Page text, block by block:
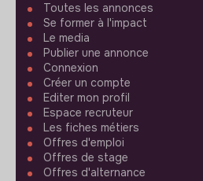
Toutes les annonces
Se former à l'impact
Le media
Publier une annonce
Connexion
Créer un compte
Editer mon profil
Espace recruteur
Les fiches métiers
Offres d'emploi
Offres de stage
Offres d'alternance